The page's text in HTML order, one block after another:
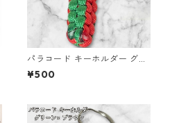
パラコード キーホルダー グリ
ーン レッド 編み込み s23
¥500